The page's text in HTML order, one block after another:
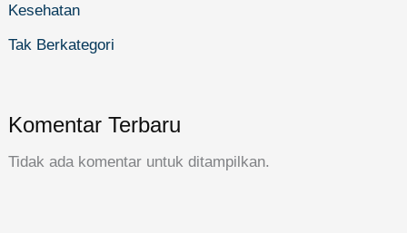
Kesehatan
Tak Berkategori
Komentar Terbaru
Tidak ada komentar untuk ditampilkan.